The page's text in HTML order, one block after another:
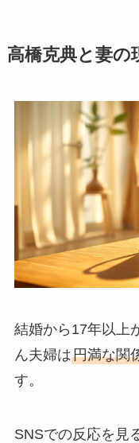
高橋克典と妻の
結婚から17年以上
ん夫婦は円満な関
す。
SNSでの反応を見